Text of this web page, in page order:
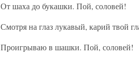
От шаха до букашки. Пой, соловей!
Смотря на глаз лукавый, карий твой
Проигрываю в шашки. Пой, соловей!